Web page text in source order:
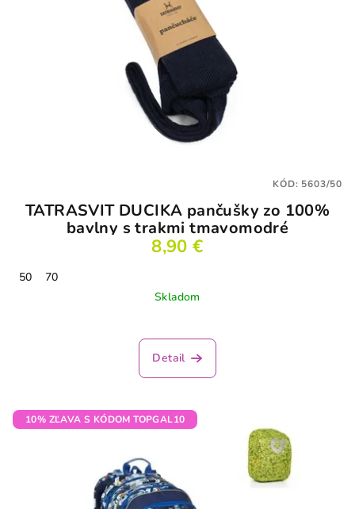
TATRASVIT DUCIKA pančušky zo 100%
bavlny s trakmi tmavomodré
8,90 €
50
70
Skladom
Detail
KÓD: 5603/50
10% ZĽAVA S KÓDOM TOPGAL10